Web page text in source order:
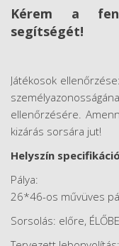
Kérem a
segítségét!
Játékosok
ellenőrzésére.
kizárás sorsára jut!
Helyszín
Pálya:
26*46-os művüves
Sorsolás: előre,